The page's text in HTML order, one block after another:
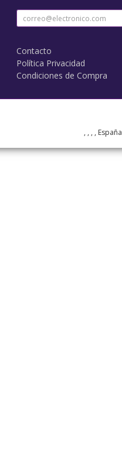
Contacto
Política Privacidad
Condiciones de Compra
, , , ,